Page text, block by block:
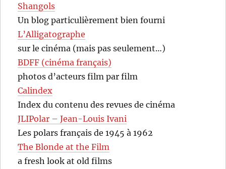
Shangols
Un blog particulièrement bien fourni
L’Alligatographe
sur le cinéma (mais pas seulement…)
BDFF (cinéma français)
photos d’acteurs film par film
Calindex
Index du contenu des revues de cinéma
JLIPolar – Jean-Louis Ivani
Les polars français de 1945 à 1962
The Blonde at the Film
a fresh look at old films